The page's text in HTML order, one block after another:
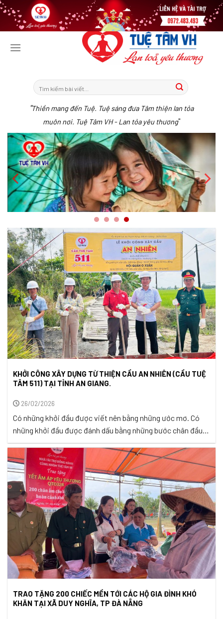
Tiếp
tục
tới
"Thiền mang đến Tuệ. Tuệ sáng đưa Tâm thiện lan tỏa
muôn nơi. Tuệ Tâm VH - Lan tỏa yêu thương"
KHỞI CÔNG XÂY DỰNG TỪ THIỆN CẦU AN NHIÊN (CẦU TUỆ
TÂM 511) TẠI TỈNH AN GIANG.
26/02/2026
Có những khởi đầu được viết nên bằng những ước mơ. Có
những khởi đầu được đánh dấu bằng những bước chân đầu
tiên. Và cũng có những khởi đầu… được xây lên bằng một
nhịp cầu… Sáng ngày 26 tháng 02 năm 2026, trên mảnh đất
Thạnh Lợi hiền hòa của xã Thạnh Hưng, ...
TRAO TẶNG 200 CHIẾC MỀN TỚI CÁC HỘ GIA ĐÌNH KHÓ
KHĂN TẠI XÃ DUY NGHĨA, TP ĐÀ NẴNG